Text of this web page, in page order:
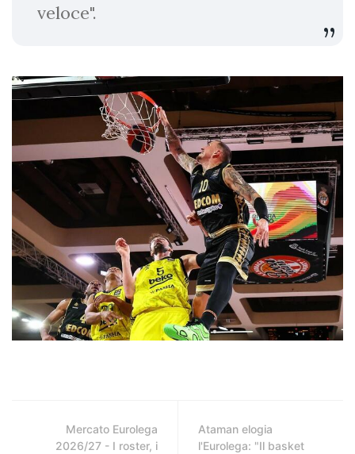
veloce".
Mercato Eurolega
2026/27 - I roster, i
Ataman elogia
l'Eurolega: "Il basket